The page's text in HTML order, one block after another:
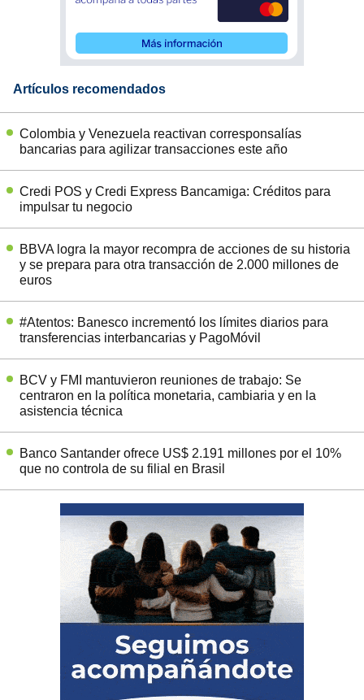
Artículos recomendados
Colombia y Venezuela reactivan corresponsalías
bancarias para agilizar transacciones este año
Credi POS y Credi Express Bancamiga: Créditos para
impulsar tu negocio
BBVA logra la mayor recompra de acciones de su historia
y se prepara para otra transacción de 2.000 millones de
euros
#Atentos: Banesco incrementó los límites diarios para
transferencias interbancarias y PagoMóvil
BCV y FMI mantuvieron reuniones de trabajo: Se
centraron en la política monetaria, cambiaria y en la
asistencia técnica
Banco Santander ofrece US$ 2.191 millones por el 10%
que no controla de su filial en Brasil